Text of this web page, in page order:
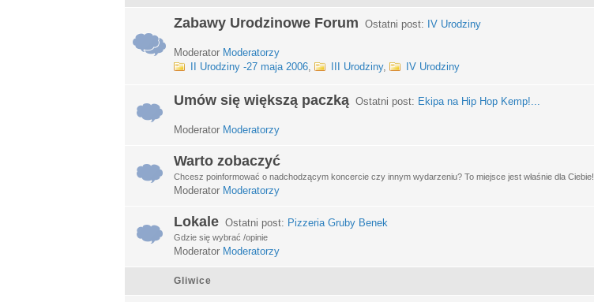
Zabawy Urodzinowe Forum Ostatni post: IV Urodziny
Moderator Moderatorzy
II Urodziny -27 maja 2006, III Urodziny, IV Urodziny
Umów się większą paczką Ostatni post: Ekipa na Hip Hop Kemp!...
Moderator Moderatorzy
Warto zobaczyć
Chcesz poinformować o nadchodzącym koncercie czy innym wydarzeniu? To miejsce jest właśnie dla Ciebie!
Moderator Moderatorzy
Lokale Ostatni post: Pizzeria Gruby Benek
Gdzie się wybrać /opinie
Moderator Moderatorzy
Gliwice